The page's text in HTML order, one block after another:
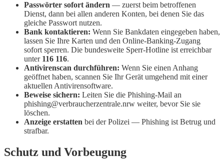
Passwörter sofort ändern — zuerst beim betroffenen
Dienst, dann bei allen anderen Konten, bei denen Sie das
gleiche Passwort nutzen.
Bank kontaktieren: Wenn Sie Bankdaten eingegeben haben,
lassen Sie Ihre Karten und den Online-Banking-Zugang
sofort sperren. Die bundesweite Sperr-Hotline ist erreichbar
unter 116 116.
Antivirenscan durchführen: Wenn Sie einen Anhang
geöffnet haben, scannen Sie Ihr Gerät umgehend mit einer
aktuellen Antivirensoftware.
Beweise sichern: Leiten Sie die Phishing-Mail an
phishing@verbraucherzentrale.nrw weiter, bevor Sie sie
löschen.
Anzeige erstatten bei der Polizei — Phishing ist Betrug und
strafbar.
Schutz und Vorbeugung